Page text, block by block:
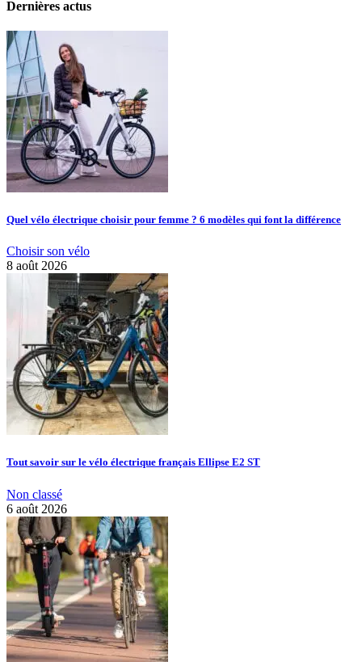
Dernières actus
Quel vélo électrique choisir pour femme ? 6 modèles qui font la différence
Choisir son vélo
8 août 2026
Tout savoir sur le vélo électrique français Ellipse E2 ST
Non classé
6 août 2026